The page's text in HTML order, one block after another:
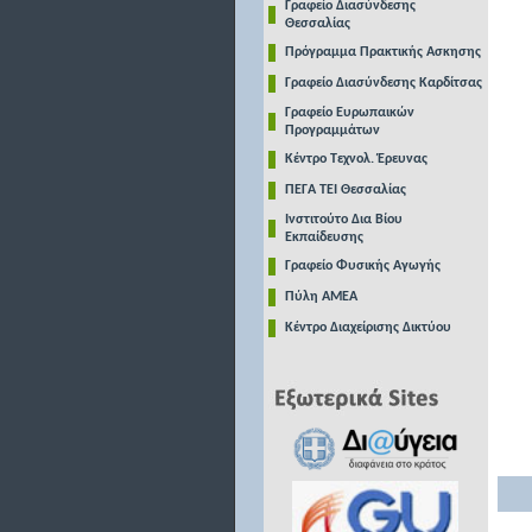
Γραφείο Διασύνδεσης
Θεσσαλίας
Πρόγραμμα Πρακτικής Ασκησης
Γραφείο Διασύνδεσης Καρδίτσας
Γραφείο Ευρωπαικών
Προγραμμάτων
Κέντρο Τεχνολ. Έρευνας
ΠΕΓΑ ΤΕΙ Θεσσαλίας
Ινστιτούτο Δια Βίου
Εκπαίδευσης
Γραφείο Φυσικής Αγωγής
Πύλη ΑΜΕΑ
Κέντρο Διαχείρισης Δικτύου